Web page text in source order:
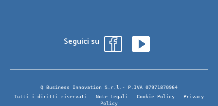
Seguici su
Q Business Innovation S.r.l.- P.IVA 07971870964
Tutti i diritti riservati - Note Legali - Cookie Policy - Privacy
Policy